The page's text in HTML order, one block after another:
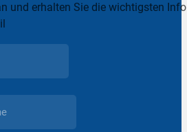
und erhalten Sie die wichtigsten